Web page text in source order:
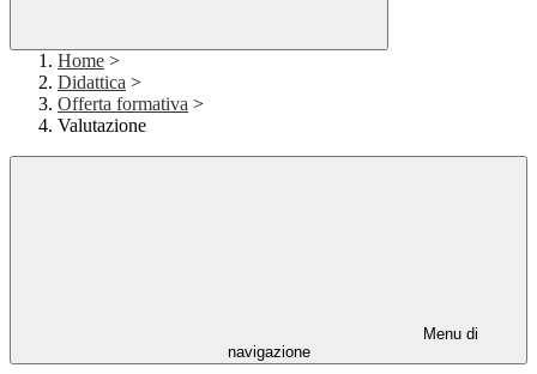
Home >
Didattica >
Offerta formativa >
Valutazione
Menu di
navigazione